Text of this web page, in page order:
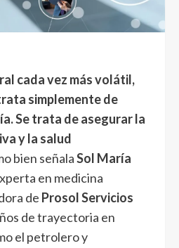
cada vez más volátil,
simplemente de
Se trata de asegurar la
y la salud
bien señalaSol María
en medicina
de Prosol Servicios
de trayectoria en
el petrolero y